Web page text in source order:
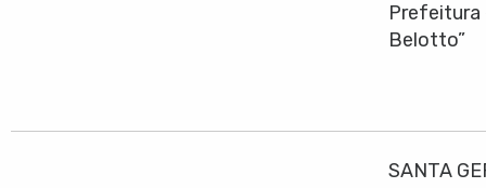
Prefeitura
Belotto”
SANTA